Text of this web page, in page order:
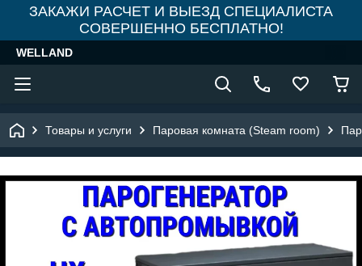
ЗАКАЖИ РАСЧЕТ И ВЫЕЗД СПЕЦИАЛИСТА
СОВЕРШЕННО БЕСПЛАТНО!
WELLAND
Товары и услуги Паровая комната (Steam room)